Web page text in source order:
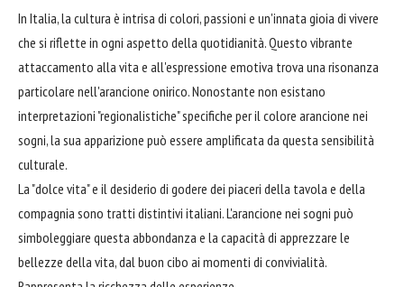
In Italia, la cultura è intrisa di colori, passioni e un'innata gioia di vivere
che si riflette in ogni aspetto della quotidianità. Questo vibrante
attaccamento alla vita e all'espressione emotiva trova una risonanza
particolare nell'arancione onirico. Nonostante non esistano
interpretazioni "regionalistiche" specifiche per il colore arancione nei
sogni, la sua apparizione può essere amplificata da questa sensibilità
culturale.
La "dolce vita" e il desiderio di godere dei piaceri della tavola e della
compagnia sono tratti distintivi italiani. L'arancione nei sogni può
simboleggiare questa abbondanza e la capacità di apprezzare le
bellezze della vita, dal buon cibo ai momenti di convivialità.